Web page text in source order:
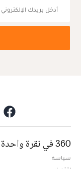
360 في نقرة واحدة
سياسة